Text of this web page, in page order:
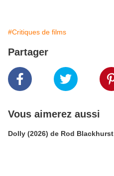
#Critiques de films
Partager
Vous aimerez aussi
Dolly (2026) de Rod Blackhurst